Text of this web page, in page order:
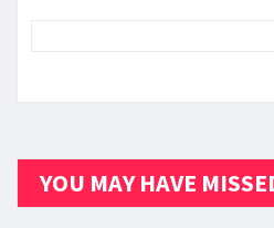
YOU MAY HAVE